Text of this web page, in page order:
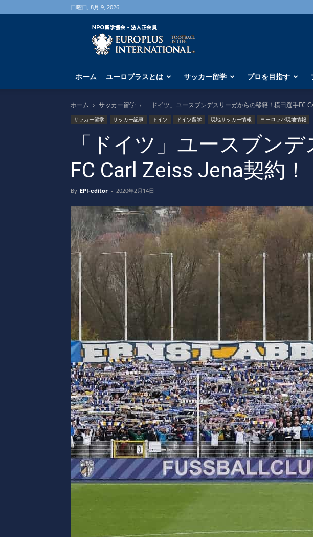
日曜日, 8月 9, 2026
海
外
サ
ー
学
な
ら
ユ
ー
プ
ラ
ス
ホーム ユーロプラスとは サッカー留学 プロを目指す
ホーム サッカー留学 「ドイツ」ユースブンデスリーガからの移籍！横田選手FC
サッカー留学 サッカー記事 ドイツ ドイツ留学 現地サッカー情報 ヨーロッパ現地情報
「ドイツ」ユースブン
FC Carl Zeiss Jena契約！
By EPI-editor - 2020年2月14日